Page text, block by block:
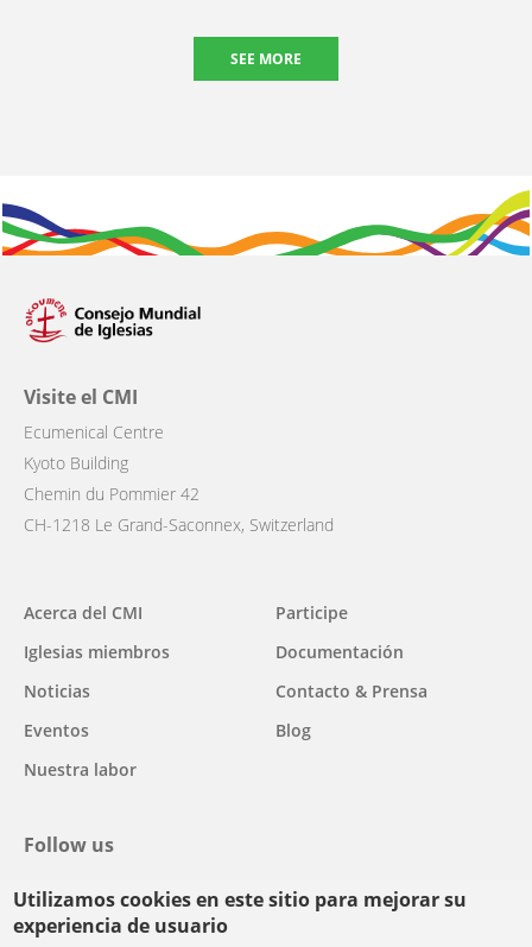
Utilizamos cookies en este sitio para mejorar su
experiencia de usuario
SEE MORE
Visite el CMI
Ecumenical Centre
Kyoto Building
Chemin du Pommier 42
CH-1218 Le Grand-Saconnex, Switzerland
Main
navigation
Acerca del CMI
Iglesias miembros
Noticias
Eventos
Nuestra labor
Participe
Documentación
Contacto & Prensa
Blog
Follow us
facebook
twitteryoutubeyoutubeinstagram